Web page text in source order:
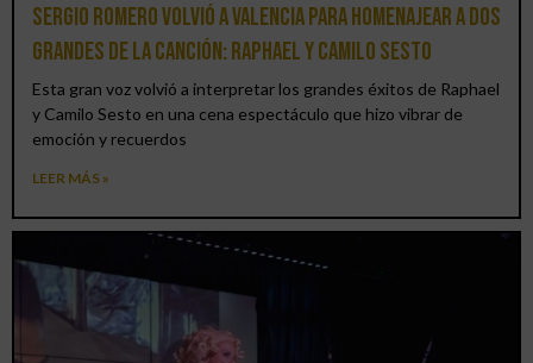
Sergio Romero volvió a Valencia para homenajear a dos
grandes de la canción: Raphael y Camilo Sesto
Esta gran voz volvió a interpretar los grandes éxitos de Raphael
y Camilo Sesto en una cena espectáculo que hizo vibrar de
emoción y recuerdos
LEER MÁS »